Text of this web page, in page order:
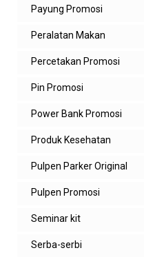
Payung Promosi
Peralatan Makan
Percetakan Promosi
Pin Promosi
Power Bank Promosi
Produk Kesehatan
Pulpen Parker Original
Pulpen Promosi
Seminar kit
Serba-serbi